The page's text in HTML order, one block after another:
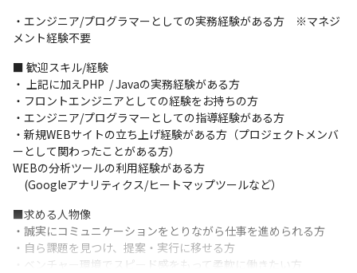
・IPO準備中という貴重なフェーズにあるため、WEBサイトの保
守・運用体制を整えていくミッションがあります。企業の成長に
直結する重要なポジションで、自身の成果が会社全体に大きなイ
ンパクトを与える実感が得られます。
・NEXTONEには挑戦を歓迎する風土があり、年齢やポジションに
関係なく積極的に意見やアイデアを出しやすいカルチャーです。
・エンジニア/プログラマーとしての実務経験がある方　※マネジ
メント経験不要
■ 歓迎スキル/経験
・ 上記に加えPHP  / Javaの実務経験がある方
・フロントエンジニアとしての経験をお持ちの方
・エンジニア/プログラマーとしての指導経験がある方
・新規WEBサイトの立ち上げ経験がある方（プロジェクトメンバ
ーとして関わったことがある方）
WEBの分析ツールの利用経験がある方
(Googleアナリティクス/ヒートマップツールなど）
■求める人物像
・誠実にコミュニケーションをとりながら仕事を進められる方
・自ら課題を見つけ、提案・実行に移せる方
・ベンチャー環境でスピード感をもって柔軟に働きたい方